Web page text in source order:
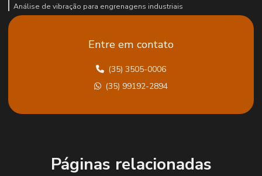
Análise de vibração para engrenagens industriais
Análise de vibração em equipamentos rotativos
Análise de vibração industrial
Análise vibracional para equipamentos rotativos
Análise de vibrações
Balanceamento dinâmico
Entre em contato
(35) 3505-0006
(35) 99192-2894
Páginas relacionadas